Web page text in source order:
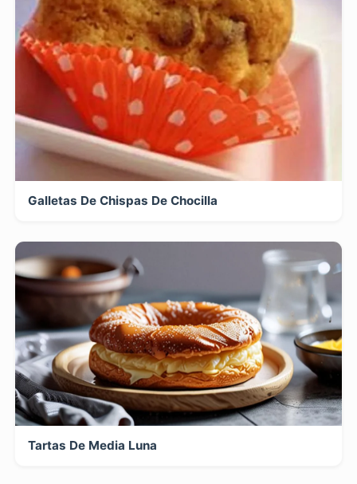
Galletas De Chispas De Chocilla
Tartas De Media Luna